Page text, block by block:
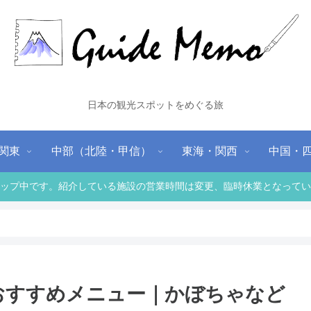
日本の観光スポットをめぐる旅
東 中部（北陸・甲信） 東海・関西 中国・
プ中です。紹介している施設の営業時間は変更、臨時休業となって
すめメニュー｜かぼちゃなど